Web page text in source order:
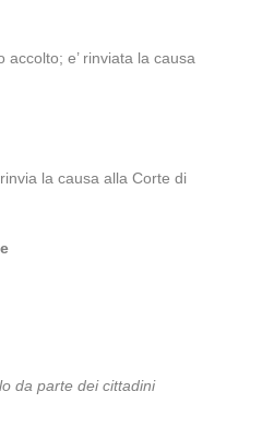
e’ rinviata la causa
la causa alla Corte di
da parte dei cittadini